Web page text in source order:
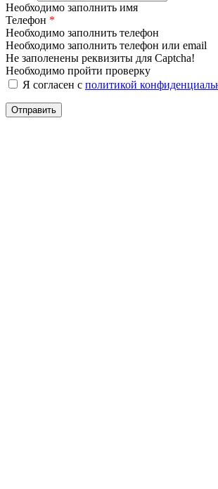
Необходимо заполнить имя
Телефон *
Необходимо заполнить телефон
Необходимо заполнить телефон или email
Не заполенены реквизиты для Captcha!
Необходимо пройти проверку
Я согласен с политикой
Отправить